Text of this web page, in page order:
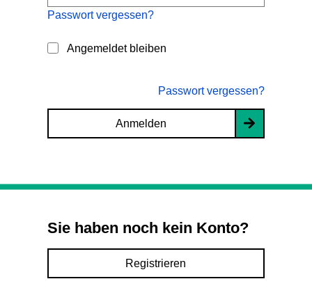
Passwort vergessen?
Angemeldet bleiben
Passwort vergessen?
Anmelden
Sie haben noch kein Konto?
Registrieren